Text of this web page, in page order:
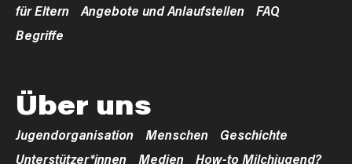
für Eltern
Angebote und Anlaufstellen
FAQ
Begriffe
Über uns
Jugendorganisation Menschen
Geschichte
Unterstützer*innen
Medien
How-to Milchjugend?